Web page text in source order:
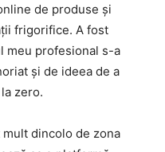
de produse și
frigorifice. A fost
meu profesional s-a
și de ideea de a
zero.
dincolo de zona